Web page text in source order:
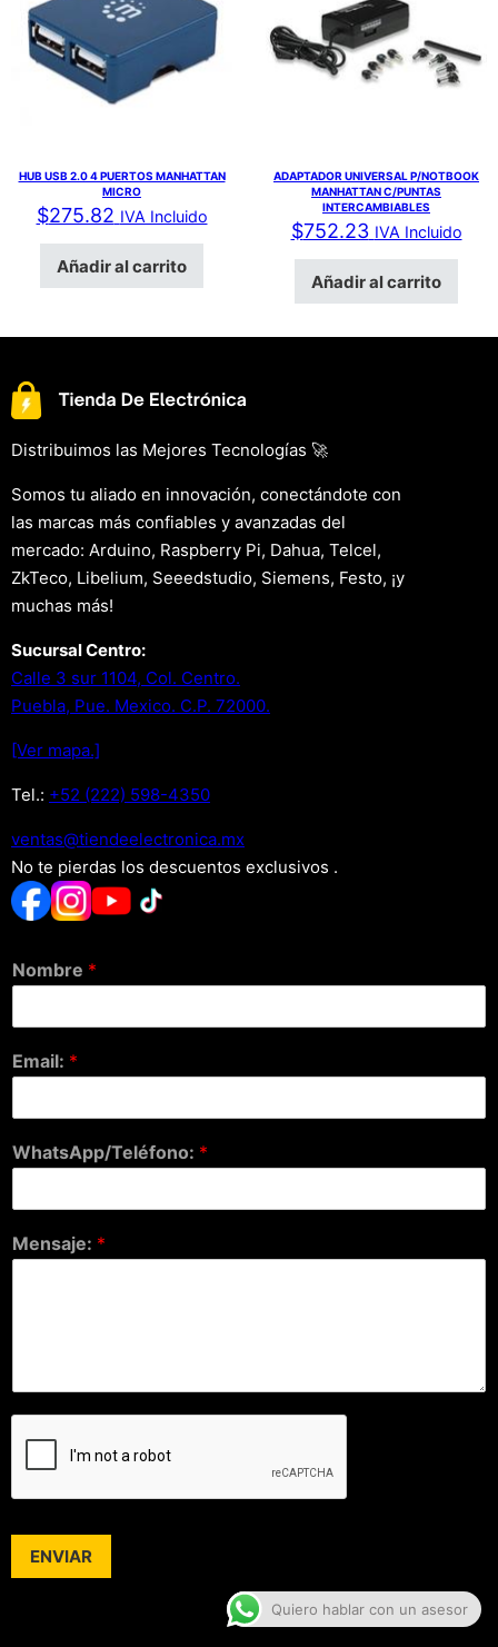
HUB USB 2.0 4 PUERTOS MANHATTAN
MICRO
$275.82 IVA Incluido
Añadir al carrito
ADAPTADOR UNIVERSAL P/NOTBOOK
MANHATTAN C/PUNTAS
INTERCAMBIABLES
$752.23 IVA Incluido
Añadir al carrito
Distribuimos las Mejores Tecnologías 🚀
Somos tu aliado en innovación, conectándote con
las marcas más confiables y avanzadas del
mercado: Arduino, Raspberry Pi, Dahua, Telcel,
ZkTeco, Libelium, Seeedstudio, Siemens, Festo, ¡y
muchas más!
Sucursal Centro:
Calle 3 sur 1104, Col. Centro.
Puebla, Pue. Mexico. C.P. 72000.
[Ver mapa.]
Tel.: +52 (222) 598-4350
xm.acinortceleedneit@satnev
No te pierdas los descuentos exclusivos .
Nombre *
Email: *
WhatsApp/Teléfono: *
Mensaje: *
ENVIAR
Quiero hablar con un asesor